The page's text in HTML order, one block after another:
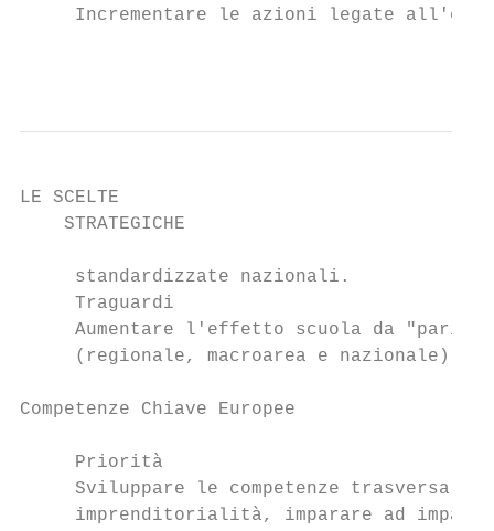
Incrementare le azioni legate
LE SCELTE
STRATEGICHE
     standardizzate nazionali.
     Traguardi
Aumentare l'effetto scuola da "pari"
     (regionale, macroarea e nazionale).
Competenze Chiave Europee
     Priorità
Sviluppare le competenze trasversali
imprenditorialità, imparare ad